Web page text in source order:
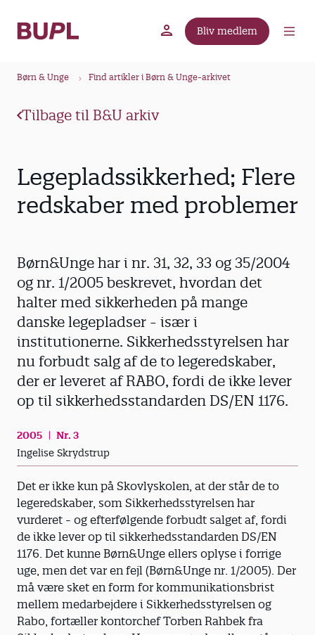
Bliv medlem
Børn & Unge Find artikler i Børn & Unge-arkivet
Tilbage til B&U arkiv
Legepladssikkerhed; Flere
redskaber med problemer
Børn&Unge har i nr. 31, 32, 33 og 35/2004
og nr. 1/2005 beskrevet, hvordan det
halter med sikkerheden på mange
danske legepladser - især i
institutionerne. Sikkerhedsstyrelsen har
nu forbudt salg af de to legeredskaber,
der er leveret af RABO, fordi de ikke lever
op til sikkerhedsstandarden DS/EN 1176.
2005
Nr. 3
Ingelise Skrydstrup
Det er ikke kun på Skovlyskolen, at der står de to
legeredskaber, som Sikkerhedsstyrelsen har
vurderet - og efterfølgende forbudt salget af, fordi
de ikke lever op til sikkerhedsstandarden DS/EN
1176. Det kunne Børn&Unge ellers oplyse i forrige
uge, men det var en fejl (Børn&Unge nr. 1/2005). Der
må være sket en form for kommunikationsbrist
mellem medarbejdere i Sikkerhedsstyrelsen og
Rabo, fortæller kontorchef Torben Rahbek fra